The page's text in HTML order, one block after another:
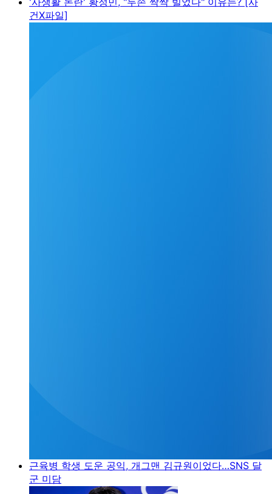
건X파일]
근육병 학생 도운 공익, 개그맨 김규원이었다…SNS 달
군 미담